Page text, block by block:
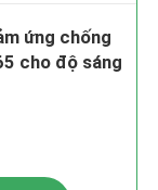
ứng chống
cho độ sáng